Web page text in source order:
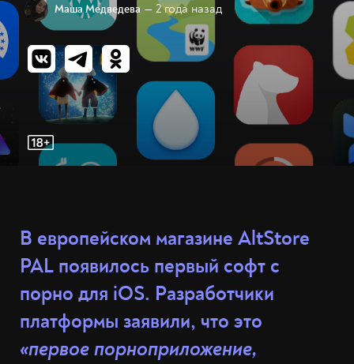
Маша Медведева — 2 года назад
В европейском магазине AltStore
PAL появилось первый софт с
порно для iOS. Разработчики
платформы заявили, что это
«первое порноприложение,